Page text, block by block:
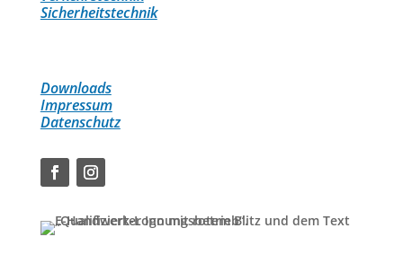
Sicherheitstechnik
Downloads
Impressum
Datenschutz